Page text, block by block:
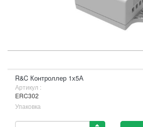
R&C Контроллер 1х5А
Артикул :
ERC302
Упаковка